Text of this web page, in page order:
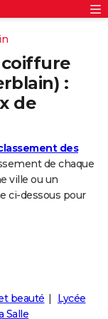
coiffure
:
de
des
de chaque
ville ou un
ci-dessous pour
beauté
Lycée
Salle